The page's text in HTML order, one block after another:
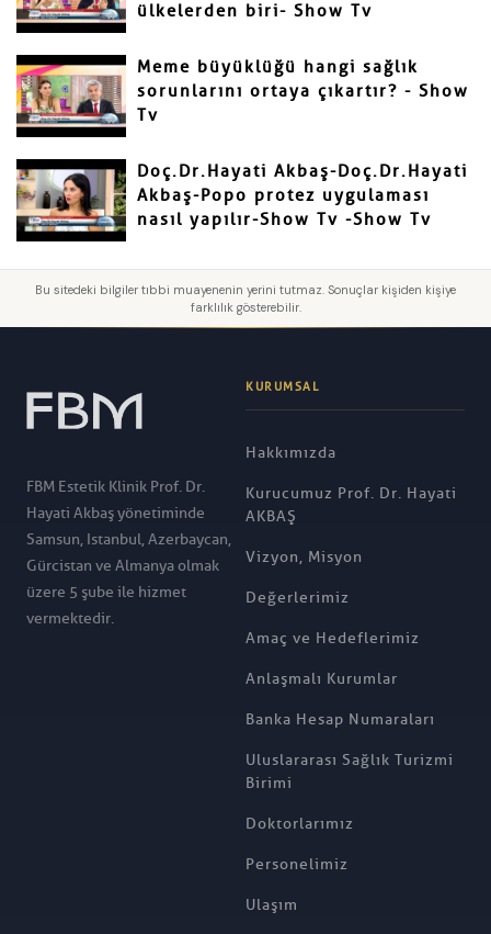
ülkelerden biri- Show Tv
Meme büyüklüğü hangi sağlık
sorunlarını ortaya çıkartır? - Show
Tv
Doç.Dr.Hayati Akbaş-Doç.Dr.Hayati
Akbaş-Popo protez uygulaması
nasıl yapılır-Show Tv -Show Tv
Bu sitedeki bilgiler tıbbi muayenenin yerini tutmaz. Sonuçlar kişiden kişiye
farklılık gösterebilir.
FBM Estetik Klinik Prof. Dr.
Hayati Akbaş yönetiminde
Samsun, Istanbul, Azerbaycan,
Gürcistan ve Almanya olmak
üzere 5 şube ile hizmet
vermektedir.
KURUMSAL
Hakkımızda
Kurucumuz Prof. Dr. Hayati
AKBAŞ
Vizyon, Misyon
Değerlerimiz
Amaç ve Hedeflerimiz
Anlaşmalı Kurumlar
Banka Hesap Numaraları
Uluslararası Sağlık Turizmi
Birimi
Doktorlarımız
Personelimiz
Ulaşım